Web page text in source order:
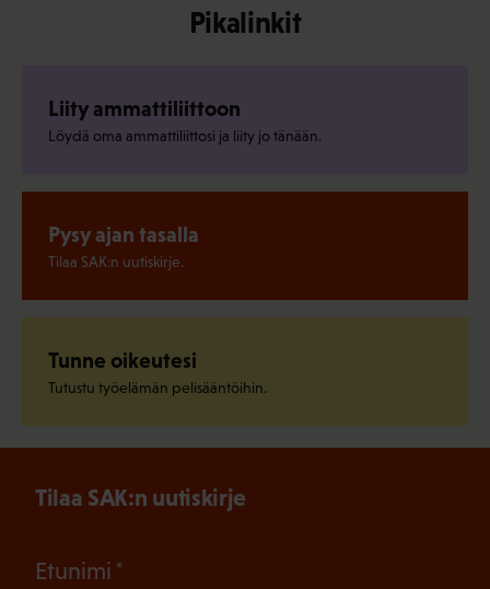
Pikalinkit
Liity ammattiliittoon
Löydä oma ammattiliittosi ja liity jo tänään.
Pysy ajan tasalla
Tilaa SAK:n uutiskirje.
Tunne oikeutesi
Tutustu työelämän pelisääntöihin.
Tilaa SAK:n uutiskirje
Etunimi